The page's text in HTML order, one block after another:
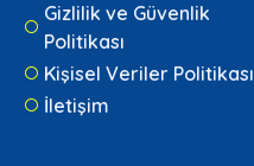
Gizlilik ve Güvenlik
Politikası
Kişisel Veriler Politikası
İletişim